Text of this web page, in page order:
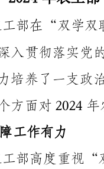
工和责任，确保了工作的顺利开展。